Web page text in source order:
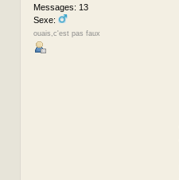
Messages: 13
Sexe:
ouais,c'est pas faux